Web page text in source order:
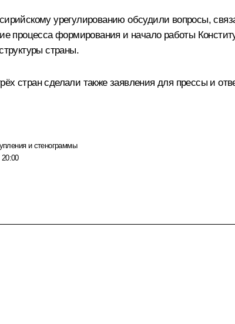
урегулированию обсудили вопросы,
формирования и начало работы
страны.
стран сделали также заявления для прессы и
и стенограммы
20:00